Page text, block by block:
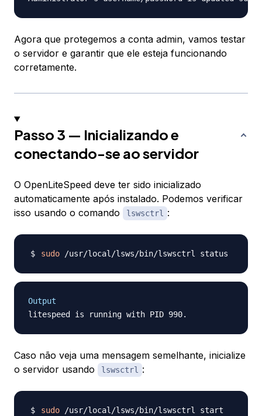
Agora que protegemos a conta admin, vamos testar
o servidor e garantir que ele esteja funcionando
corretamente.
Passo 3 — Inicializando e
conectando-se ao servidor
O OpenLiteSpeed deve ter sido inicializado
automaticamente após instalado. Podemos verificar
isso usando o comando
lswsctrl :
sudo
Output
Caso não veja uma mensagem semelhante, inicialize
o servidor usando
lswsctrl :
sudo